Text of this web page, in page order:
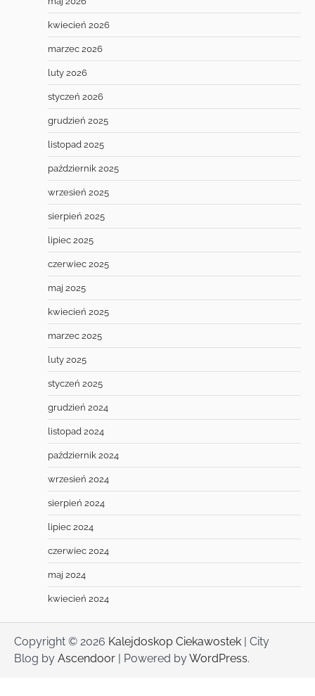
kwiecień 2026
marzec 2026
luty 2026
styczeń 2026
grudzień 2025
listopad 2025
październik 2025
wrzesień 2025
sierpień 2025
lipiec 2025
czerwiec 2025
maj 2025
kwiecień 2025
marzec 2025
luty 2025
styczeń 2025
grudzień 2024
listopad 2024
październik 2024
wrzesień 2024
sierpień 2024
lipiec 2024
czerwiec 2024
maj 2024
kwiecień 2024
Copyright © 2026 Kalejdoskop Ciekawostek | City
Blog by Ascendoor | Powered byWordPress.